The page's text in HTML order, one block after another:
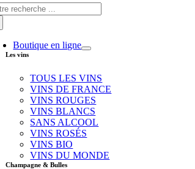
Boutique en ligne
Les vins
TOUS LES VINS
VINS DE FRANCE
VINS ROUGES
VINS BLANCS
SANS ALCOOL
VINS ROSÉS
VINS BIO
VINS DU MONDE
Champagne & Bulles